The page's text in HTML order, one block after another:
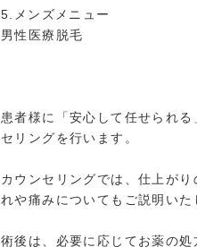
5.メンズメニュー
男性医療脱毛
患者様に「安心して任せられ
セリングを行います。
カウンセリングでは、仕上が
れや痛みについてもご説明いた
術後は、必要に応じてお薬の処